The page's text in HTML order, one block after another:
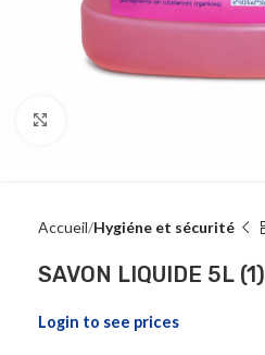
Accueil Hygiéne et sécurité
SAVON LIQUIDE 5L (1)
Login to see prices